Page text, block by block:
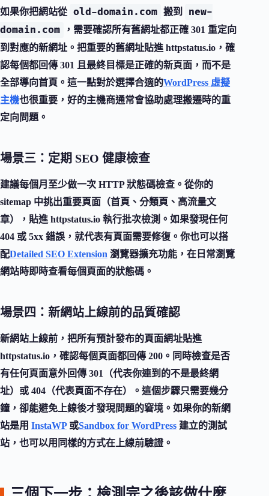
如果你把網站從 old-domain.com 搬到
new-
domain.com
，需要確認所有舊網址都正確 301 重定向
到對應的新網址。把重要的舊網址貼進 httpstatus.io，確
認每個都回傳 301 且最終目標是正確的新頁面，而不是
全部導向首頁。這一點對於選擇合適的WordPress 虛擬
主機也很重要，好的主機商通常會協助處理搬遷時的重
定向問題。
場景三：定期 SEO 健康檢查
建議每個月至少做一次 HTTP 狀態碼檢查。從你的
sitemap 中挑出重要頁面（首頁、分類頁、高流量文
章），貼進 httpstatus.io 執行批次檢測。如果發現任何
404 或 5xx 錯誤，就代表有頁面需要修復。你也可以搭
配Detailed SEO Extension 瀏覽器擴充功能，在日常瀏覽
網站時即時查看每個頁面的狀態碼。
場景四：新網站上線前的品質確認
新網站上線前，把所有預計發布的頁面網址貼進
httpstatus.io，確認每個頁面都回傳 200。同時檢查是否
有任何頁面意外回傳 301（代表你連到的不是最終網
址）或 404（代表頁面不存在）。這個步驟只需要幾分
鐘，卻能避免上線後才發現問題的窘境。如果你的新網
站是用 InstaWP或Sandbox for WordPress 建立的測試
站，也可以用同樣的方式在上線前驗證。